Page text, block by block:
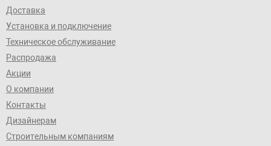
Доставка
Установка и подключение
Техническое обслуживание
Распродажа
Акции
О компании
Контакты
Дизайнерам
Строительным компаниям